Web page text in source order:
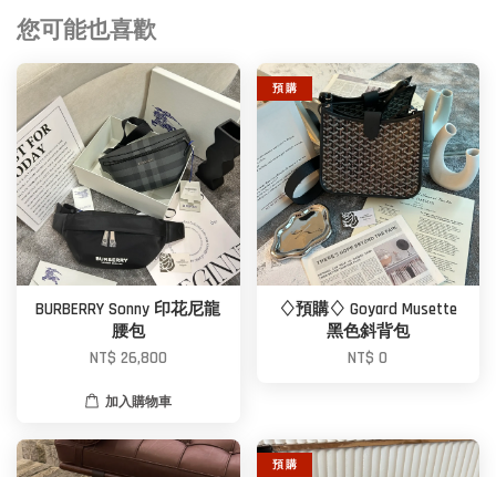
您可能也喜歡
BURBERRY Sonny 印花尼龍
腰包
NT$ 26,800
加入購物車
預 購
♢預購♢ Goyard Musette
黑色斜背包
NT$ 0
預 購